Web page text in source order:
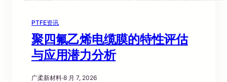
PTFE资讯
聚四氟乙烯电缆膜的特性评估
与应用潜力分析
广柔新材料·8 月 7, 2026